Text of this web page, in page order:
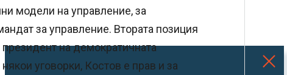
модели на управление, за
за управление. Втората позиция
на демократичната
уговорки, Костов е прав и за